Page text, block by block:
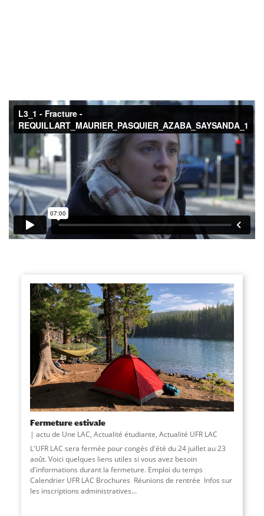
Fermeture estivale
actu de Une LAC, Actualité étudiante, Actualité UFR LAC
L'UFR LAC sera fermée pour congés d'été du 24 juillet au 23
août. Voici quelques liens utiles si vous avez besoin
d'informations durant la fermeture. Emploi du temps
Calendrier UFR LAC Brochures Réunions de rentrée Infos sur
les inscriptions administratives...